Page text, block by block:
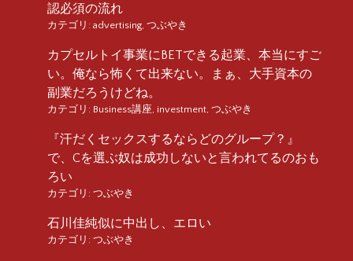
認必須の流れ
カテゴリ: advertising, つぶやき
カプセルトイ事業にBETできる起業、本当にすご
い。俺なら怖くて出来ない。まぁ、大手資本の
副業だろうけどね。
カテゴリ: Business講座, investment, つぶやき
『汗だくセックスするならどのグループ？』
で、Cを選ぶ奴は成功しないと言われてるのおも
ろい
カテゴリ: つぶやき
石川佳純似に中出し、エロい
カテゴリ: つぶやき